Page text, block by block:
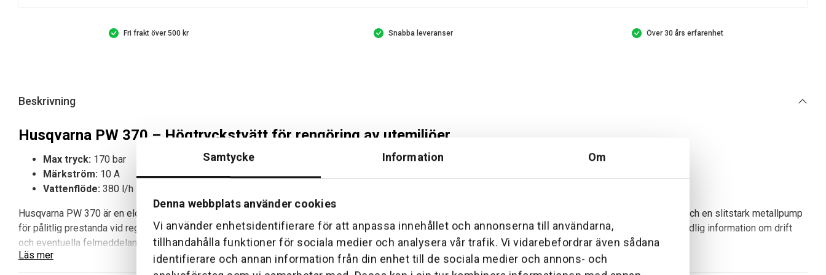
Samtycke Information Om
Denna webbplats använder cookies
Vi använder enhetsidentifierare för att anpassa innehållet och annonserna till användarna,
tillhandahålla funktioner för sociala medier och analysera vår trafik. Vi vidarebefordrar även sådana
identifierare och annan information från din enhet till de sociala medier och annons- och
Fri frakt över 500 kr Snabba leveranser Över 30 års erfarenhet
Beskrivning
Husqvarna PW 370 – Högtryckstvätt för rengöring av utemiljöer
Max tryck: 170 bar
Märkström: 10 A
Vattenflöde: 380 l/h
Husqvarna PW 370 är en eldriven högtryckstvätt för rengöring av uteplatser, trädgårdsmöbler, fordon och fasader. Modellen har en kraftfull induktionsmotor och en slitstark metallpump
för pålitlig prestanda vid regelbunden användning. Den stålförstärkta slangen ger lång räckvidd och flexibilitet, och tack vare det digitala gränssnittet får du tydlig information om drift
och eventuella felmeddelanden. En integrerad 3-i-1-lans förenklar arbetet genom snabb växling mellan olika munstycken.
Läs mer